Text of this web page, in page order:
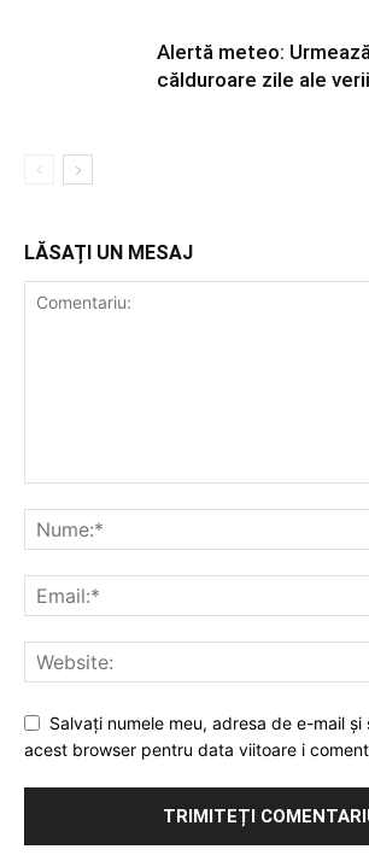
Alertă meteo:
călduroare zile ale
LĂSAȚI UN MESAJ
Salvați numele meu, adresa de e-mail
acest browser pentru data viitoare i